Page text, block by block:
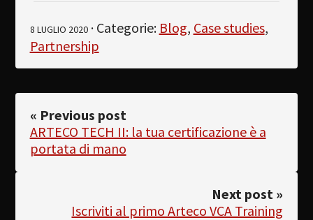
8 LUGLIO 2020· Categorie: Blog, Case studies,
Partnership
« Previous post
ARTECO TECH II: la tua certificazione è a
portata di mano
Next post »
Iscriviti al primo Arteco VCA Training